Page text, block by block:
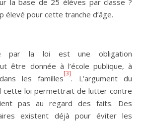
la base de 25 élèves par classe ?
élevé pour cette tranche d’âge.
par la loi est une obligation
être donnée à l’école publique, à
les familles
[3]
. L’argument du
cette loi permettrait de lutter contre
pas au regard des faits. Des
existent déjà pour éviter les